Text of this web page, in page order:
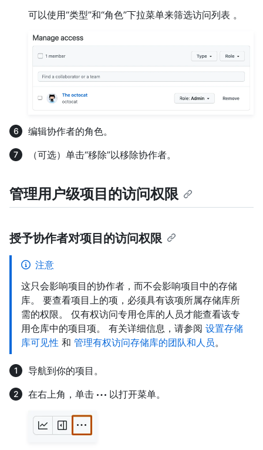
可以使用“类型”和“角色”下拉菜单来筛选访问列表 。
编辑协作者的角色。
（可选）单击“移除”以移除协作者。
管理用户级项目的访问权限
授予协作者对项目的访问权限
注意
这只会影响项目的协作者，而不会影响项目中的存储
库。 要查看项目上的项，必须具有该项所属存储库所
需的权限。 仅有权访问专用仓库的人员才能查看该专
用仓库中的项目项。 有关详细信息，请参阅 设置存储
库可见性 和 管理有权访问存储库的团队和人员。
导航到你的项目。
在右上角，单击
以打开菜单。